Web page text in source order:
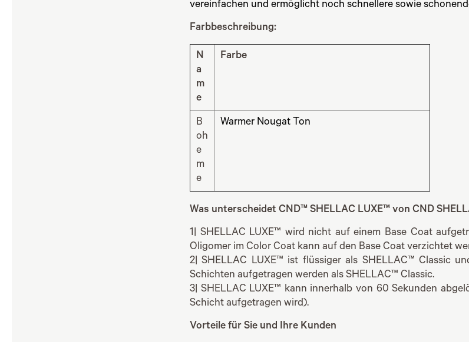
vereinfachen und ermöglicht noch schnellere sowie
Farbbeschreibung:
N
a
m
e
Farbe
B
oh
e
m
e
Warmer Nougat Ton
Was unterscheidet CND™ SHELLAC LUXE™ von CND
1| SHELLAC LUXE™ wird nicht auf einem Base Coat
Oligomer im Color Coat kann auf den Base Coat verzichtet
2| SHELLAC LUXE™ ist flüssiger als SHELLAC™ Classic
Schichten aufgetragen werden als SHELLAC™ Classic.
3| SHELLAC LUXE™ kann innerhalb von 60 Sekunden
Schicht aufgetragen wird).
Vorteile für Sie und Ihre Kunden